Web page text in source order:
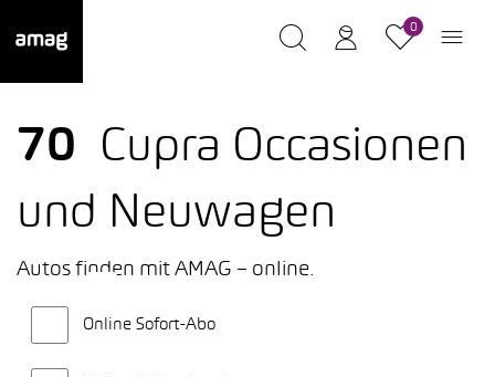
0
70
Cupra Occasionen
und Neuwagen
Autos finden mit AMAG – online.
Online Sofort-Abo